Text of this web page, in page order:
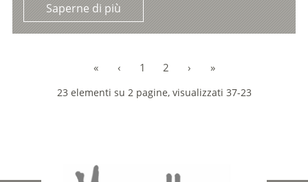
Saperne di più
« ‹ 1 2 › »
23 elementi su 2 pagine, visualizzati 37-23